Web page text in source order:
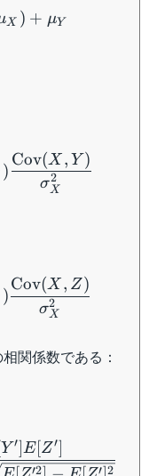
X ) + μY
)
σX
2
Cov(X , Y )
\mu_Z)-(X-
)
σX
2
Cov(X , Z)
関係数である：
′2 ′ 2
Y ′]E [Z′]